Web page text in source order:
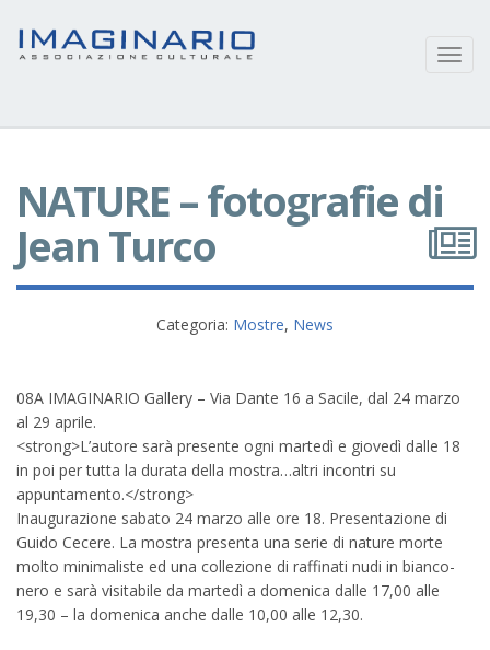
NATURE – fotografie di
Jean Turco
Categoria: Mostre, News
08A IMAGINARIO Gallery – Via Dante 16 a Sacile, dal 24 marzo
al 29 aprile.
<strong>L’autore sarà presente ogni martedì e giovedì dalle 18
in poi per tutta la durata della mostra…altri incontri su
appuntamento.</strong>
Inaugurazione sabato 24 marzo alle ore 18. Presentazione di
Guido Cecere. La mostra presenta una serie di nature morte
molto minimaliste ed una collezione di raffinati nudi in bianco-
nero e sarà visitabile da martedì a domenica dalle 17,00 alle
19,30 – la domenica anche dalle 10,00 alle 12,30.